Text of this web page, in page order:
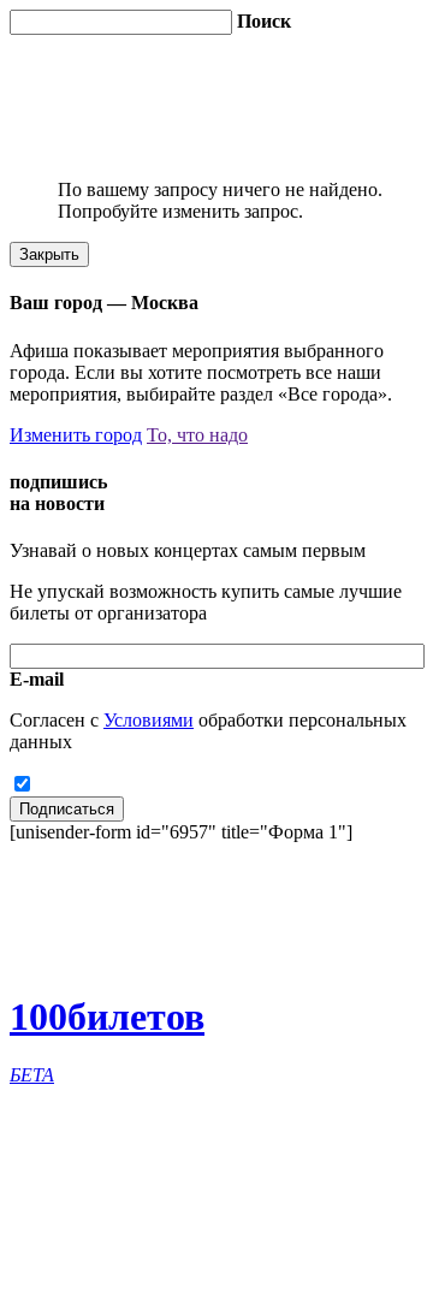
Поиск
По вашему запросу ничего не найдено.
Попробуйте изменить запрос.
Закрыть
Ваш город —Москва
Афиша показывает мероприятия выбранного
города. Если вы хотите посмотреть все наши
мероприятия, выбирайте раздел «Все города».
Изменить город То, что надо
подпишись
на новости
Узнавай о новых концертах самым первым
Не упускай возможность купить самые лучшие
билеты от организатора
E-mail
Согласен с Условиями обработки персональных
данных
Подписаться
[unisender-form id="6957" title="Форма 1"]
100билетов
БЕТА